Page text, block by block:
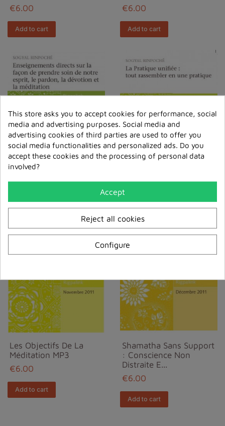
€6.00
Add to cart
€6.00
Add to cart
Enseignements Directs
Sur La Façon De Prendre
Soin...
La Pratique Unifiée :
Une Prati...
€6.00
Les Objectifs De La
Méditation MP3
€6.00
Add to cart
Shamatha Sans Support
: Conscience Non
Distraite E...
€6.00
Add to cart
This store asks you to accept cookies for performance, social
media and advertising purposes. Social media and
advertising cookies of third parties are used to offer you
social media functionalities and personalized ads. Do you
accept these cookies and the processing of personal data
involved?
Accept
Reject all cookies
Configure